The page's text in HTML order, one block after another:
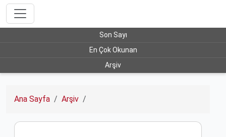
Son Sayı
En Çok Okunan
Arşiv
Ana Sayfa Arşiv